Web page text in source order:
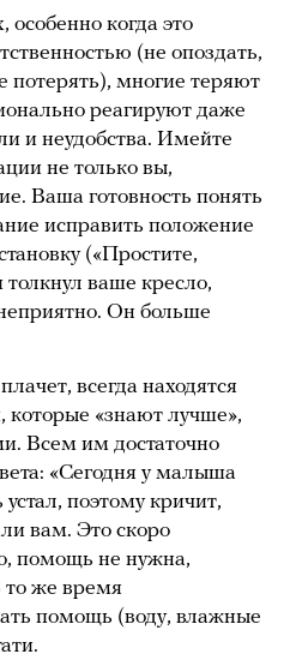
особенно когда это
(не опоздать,
потерять), многие теряют
реагируют даже
и неудобства. Имейте
не только вы,
Ваша готовность понять
исправить положение
(«Простите,
ваше кресло,
Он больше
всегда находятся
«знают лучше»,
Всем им достаточно
«Сегодня у малыша
поэтому кричит,
вам. Это скоро
помощь не нужна,
же время
помощь (воду, влажные